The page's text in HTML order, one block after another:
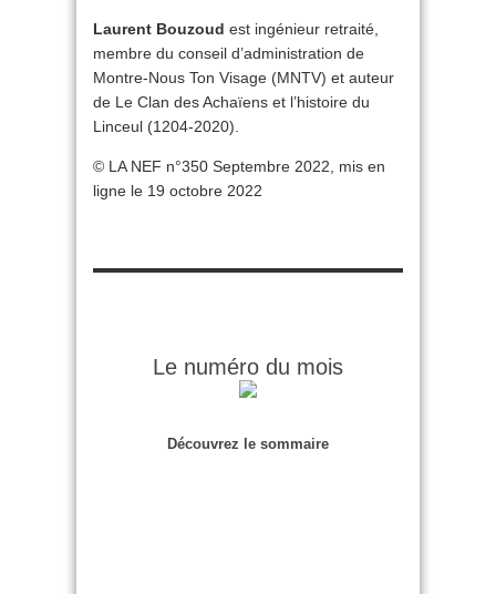
Laurent Bouzoud est ingénieur retraité,
membre du conseil d’administration de
Montre-Nous Ton Visage (MNTV) et auteur
de Le Clan des Achaïens et l’histoire du
Linceul (1204-2020).
© LA NEF n°350 Septembre 2022, mis en
ligne le 19 octobre 2022
Le numéro du mois
Découvrez le sommaire